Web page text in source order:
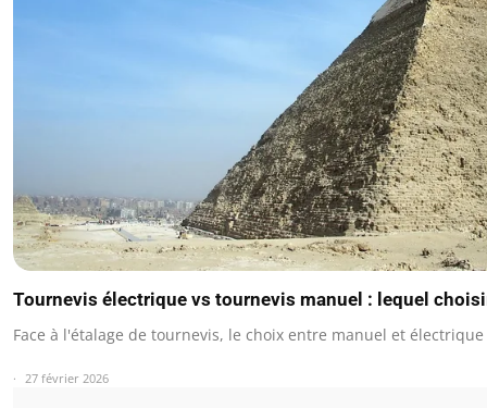
Tournevis électrique vs tournevis manuel : lequel
Face à l'étalage de tournevis, le choix entre manuel et
27 février 2026